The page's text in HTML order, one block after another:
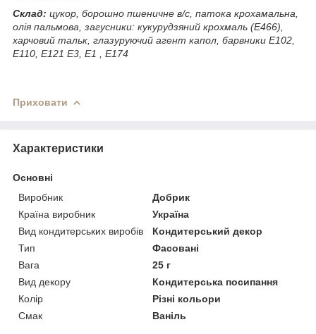
Склад: цукор, борошно пшеничне в/с, патока крохамальна,
олія пальмова, загусники: кукурудзяний крохмаль (Е466),
харчовий тальк, глазуруючий агент капол, барвники Е102,
Е110, Е121 Е3, Е1 , Е174
Приховати
Характеристики
Основні
Виробник
Добрик
Країна виробник
Україна
Вид кондитерських виробів
Кондитерський декор
Тип
Фасовані
Вага
25 г
Вид декору
Кондитерська посипання
Колір
Різні кольори
Смак
Ваніль